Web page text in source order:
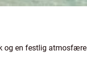
og en festlig